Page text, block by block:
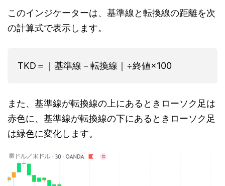
このインジケーターは、基準線と転換線の距離を次
の計算式で表示します。
TKD＝｜基準線－転換線｜÷終値×100
また、基準線が転換線の上にあるときローソク足は
赤色に、基準線が転換線の下にあるときローソク足
は緑色に変化します。